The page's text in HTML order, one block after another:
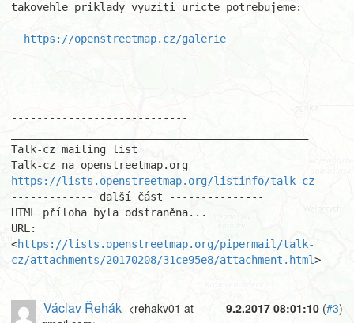
takovehle priklady vyuziti uricte potrebujeme:
https://openstreetmap.cz/galerie
----------------------------------------------------
----------------------------
Talk-cz mailing list
https://lists.openstreetmap.org/listinfo/talk-cz
------------- další část ---------------
HTML příloha byla odstraněna...
URL:
<https://lists.openstreetmap.org/pipermail/talk-
cz/attachments/20170208/31ce95e8/attachment.html>
9.2.2017 08:01:10 (#3)
Václav Řehák <rehakv01 at